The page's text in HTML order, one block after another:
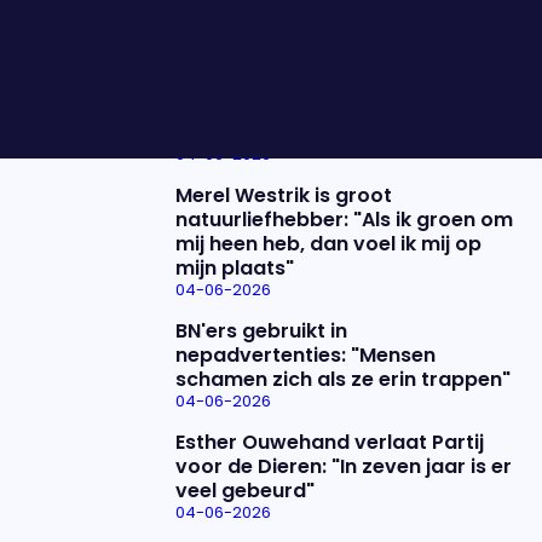
04-06-2026
Merel Westrik is groot
natuurliefhebber: "Als ik groen om
mij heen heb, dan voel ik mij op
mijn plaats"
04-06-2026
BN'ers gebruikt in
nepadvertenties: "Mensen
schamen zich als ze erin trappen"
04-06-2026
Esther Ouwehand verlaat Partij
voor de Dieren: "In zeven jaar is er
veel gebeurd"
04-06-2026